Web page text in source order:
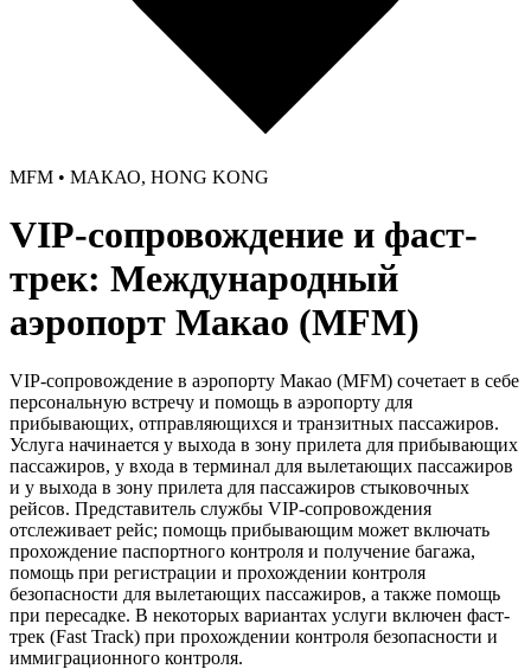
MFM • МАКАО, HONG KONG
VIP-сопровождение и фаст-
трек: Международный
аэропорт Макао (MFM)
VIP-сопровождение в аэропорту Макао (MFM) сочетает в себе
персональную встречу и помощь в аэропорту для
прибывающих, отправляющихся и транзитных пассажиров.
Услуга начинается у выхода в зону прилета для прибывающих
пассажиров, у входа в терминал для вылетающих пассажиров
и у выхода в зону прилета для пассажиров стыковочных
рейсов. Представитель службы VIP-сопровождения
отслеживает рейс; помощь прибывающим может включать
прохождение паспортного контроля и получение багажа,
помощь при регистрации и прохождении контроля
безопасности для вылетающих пассажиров, а также помощь
при пересадке. В некоторых вариантах услуги включен фаст-
трек (Fast Track) при прохождении контроля безопасности и
иммиграционного контроля.